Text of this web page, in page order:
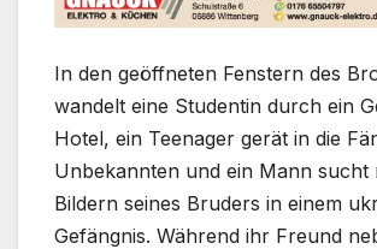
In den geöffneten Fenstern des
wandelt eine Studentin durch ein
Hotel, ein Teenager gerät in die
Unbekannten und ein Mann sucht
Bildern seines Bruders in einem
Gefängnis. Während ihr Freund